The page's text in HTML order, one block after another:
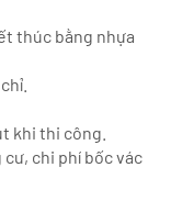
thúc bằng nhựa
khi thi công.
chi phí bốc vác